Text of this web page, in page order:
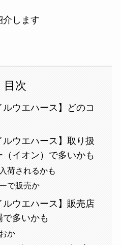
介します
目次
ルウエハース】どのコ
ルウエハース】取り扱
イオン）で多いかも
荷されるかも
で販売か
ルウエハース】販売店
多いかも
か